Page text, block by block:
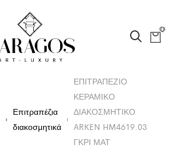
0
Επιτραπέζια
διακοσμητικά
ΕΠΙΤΡΑΠΕΖΙΟ
ΚΕΡΑΜΙΚΟ
ΔΙΑΚΟΣΜΗΤΙΚΟ
ARKEN HM4619.03
ΓΚΡΙ ΜΑΤ